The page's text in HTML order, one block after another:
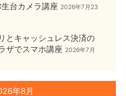
台カメラ講座 2026年7月23
とキャッシュレス決済の
ザでスマホ講座 2026年7月
年8月